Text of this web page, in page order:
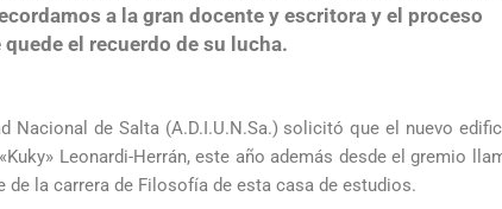
a la gran docente y escritora y el proceso
el recuerdo de su lucha.
Nacional de Salta (A.D.I.U.N.Sa.) solicitó que el nuevo
Leonardi-Herrán, este año además desde el gremio
la carrera de Filosofía de esta casa de estudios.